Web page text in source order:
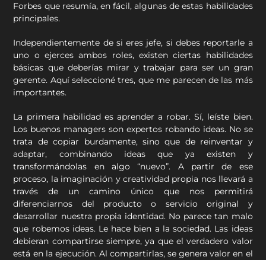
Forbes que resumía, en fácil, algunas de estas habilidades
principales.
Independientemente de si eres jefe, si debes reportarle a
uno o ejerces ambos roles, existen ciertas habilidades
básicas que deberías mirar y trabajar para ser un gran
gerente. Aquí seleccioné tres, que me parecen de las más
importantes.
La primera habilidad es aprender a robar. Sí, leíste bien.
Los buenos managers son expertos robando ideas. No se
trata de copiar burdamente, sino que de reinventar y
adaptar, combinando ideas que ya existen y
transformándolas en algo “nuevo”. A partir de ese
proceso, la imaginación y creatividad propia nos llevará a
través de un camino único que nos permitirá
diferenciarnos del producto o servicio original y
desarrollar nuestra propia identidad. No parece tan malo
que robemos ideas. Le hace bien a la sociedad. Las ideas
debieran compartirse siempre, ya que el verdadero valor
está en la ejecución. Al compartirlas, se genera valor en el